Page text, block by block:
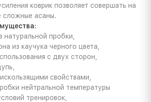
коврик позволяет совершать на
асаны.
натуральной пробки,
из каучука черного цвета,
с двух сторон,
свойствами,
нейтральной температуры
тренировок,